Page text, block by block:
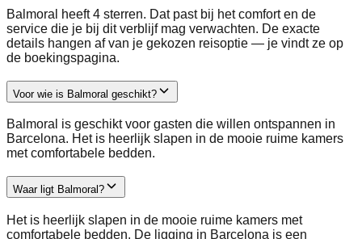
Balmoral heeft 4 sterren. Dat past bij het comfort en de
service die je bij dit verblijf mag verwachten. De exacte
details hangen af van je gekozen reisoptie — je vindt ze op
de boekingspagina.
Voor wie is Balmoral geschikt?
Balmoral is geschikt voor gasten die willen ontspannen in
Barcelona. Het is heerlijk slapen in de mooie ruime kamers
met comfortabele bedden.
Waar ligt Balmoral?
Het is heerlijk slapen in de mooie ruime kamers met
comfortabele bedden. De ligging in Barcelona is een